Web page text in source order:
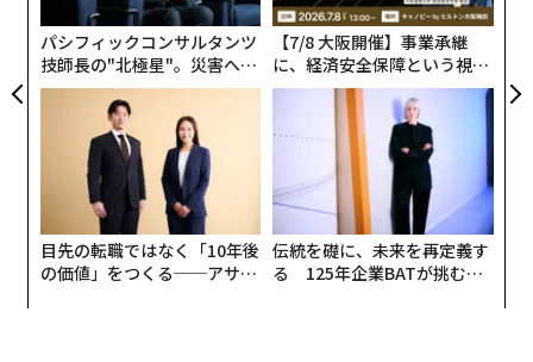
パシフィックコンサルタンツ
技師長の"北極星"。災害への
無力感を乗り越え見つけた、
防災一筋20年の答え
【7/8 大阪開催】事業承継
に、経済安全保障という視点
が加わるとき──経営者が問
われる新たな判断軸
目先の転職ではなく「10年後
の価値」をつくる──アサイ
伝統を礎に、未来を再定義す
る 125年企業BATが挑むス